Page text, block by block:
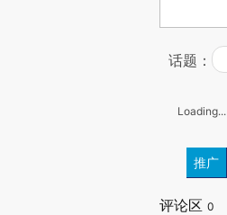
话题：
Loading...
推广
评论区 0